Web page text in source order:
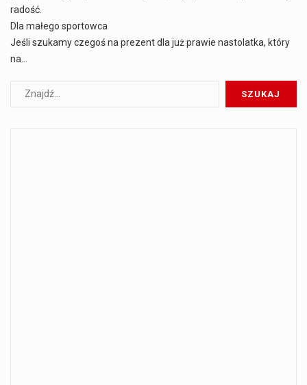
radość.
Dla małego sportowca
Jeśli szukamy czegoś na prezent dla już prawie nastolatka, który
na…